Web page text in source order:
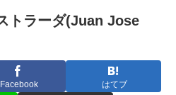
トラーダ(Juan Jose
Facebook はてブ